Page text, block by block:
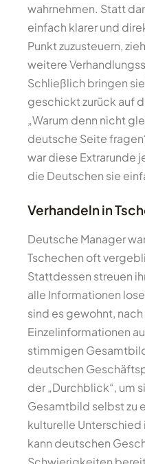
wahrnehmen. Statt
einfach klarer und
Punkt zuzusteuern,
weitere
Schließlich bringen
geschickt zurück auf
„Warum denn nicht
deutsche Seite
war diese Extrarunde
die Deutschen sie
Verhandeln in
Deutsche Manager
Tschechen oft
Stattdessen streuen
alle Informationen
sind es gewohnt,
Einzelinformationen
stimmigen
deutschen
der „Durchblick“, um
Gesamtbild selbst zu
kulturelle
kann deutschen